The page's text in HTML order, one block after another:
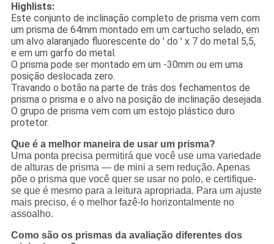
Highlists:
Este conjunto de inclinação completo de prisma vem com
um prisma de 64mm montado em um cartucho selado, em
um alvo alaranjado fluorescente do ′ do ′ x 7 do metal 5,5,
e em um garfo do metal.
O prisma pode ser montado em um -30mm ou em uma
posição deslocada zero.
Travando o botão na parte de trás dos fechamentos de
prisma o prisma e o alvo na posição de inclinação desejada.
O grupo de prisma vem com um estojo plástico duro
protetor.
Que é a melhor maneira de usar um prisma?
Uma ponta precisa permitirá que você use uma variedade
de alturas de prisma — de mini a sem redução. Apenas
põe o prisma que você quer se usar no polo, e certifique-
se que é mesmo para a leitura apropriada. Para um ajuste
mais preciso, é o melhor fazê-lo horizontalmente no
assoalho.
Como são os prismas da avaliação diferentes dos